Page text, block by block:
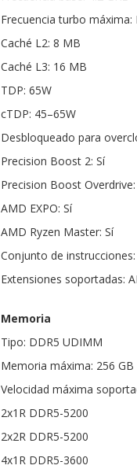
Frecuencia turbo máxima:
Caché L2: 8 MB
Caché L3: 16 MB
TDP: 65W
cTDP: 45–65W
Desbloqueado para
Precision Boost 2: Sí
Precision Boost Overdrive:
AMD EXPO: Sí
AMD Ryzen Master: Sí
Conjunto de
Extensiones soportadas:
Memoria
Tipo: DDR5 UDIMM
Memoria máxima: 256 GB
Velocidad máxima
2x1R DDR5-5200
2x2R DDR5-5200
4x1R DDR5-3600